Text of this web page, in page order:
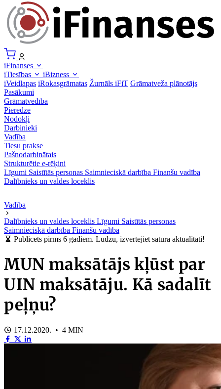
iFinanses
iTiesības
iBizness
iVeidlapas iRokasgrāmatas Žurnāls iFiT Grāmatveža plānotājs
Pasākumi
Grāmatvedība
Pieredze
Nodokļi
Darbinieki
Vadība
Tiesu prakse
Pašnodarbinātais
Strukturētie e-rēķini
Līgumi Saistītās personas Saimnieciskā darbība Finanšu vadība
Dalībnieks un valdes loceklis
Vadība
Dalībnieks un valdes loceklis Līgumi Saistītās personas
Saimnieciskā darbība Finanšu vadība
Publicēts pirms 6 gadiem. Lūdzu, izvērtējiet satura aktualitāti!
MUN maksātājs kļūst par
UIN maksātāju. Kā sadalīt
peļņu?
17.12.2020. • 4 MIN